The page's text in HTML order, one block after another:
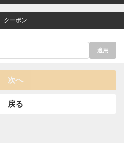
クーポン
適用
次へ
戻る